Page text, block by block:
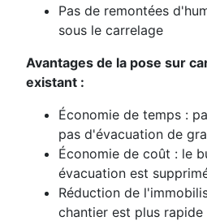
Pas de remontées
sous le carrelage
Avantages de la pose sur
existant :
Économie de temps :
pas d'évacuation de
Économie de coût : le
évacuation est
Réduction de
chantier est plus rapide